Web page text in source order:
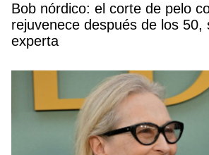
Bob nórdico: el corte de pelo
rejuvenece después de los 50,
experta